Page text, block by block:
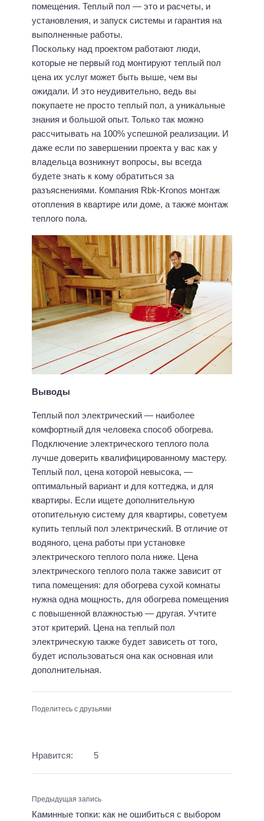
помещения. Теплый пол — это и расчеты, и
установления, и запуск системы и гарантия на
выполненные работы.
Поскольку над проектом работают люди,
которые не первый год монтируют теплый пол
цена их услуг может быть выше, чем вы
ожидали. И это неудивительно, ведь вы
покупаете не просто теплый пол, а уникальные
знания и большой опыт. Только так можно
рассчитывать на 100% успешной реализации. И
даже если по завершении проекта у вас как у
владельца возникнут вопросы, вы всегда
будете знать к кому обратиться за
разъяснениями. Компания Rbk-Kronos монтаж
отопления в квартире или доме, а также монтаж
теплого пола.
Выводы
Теплый пол электрический — наиболее
комфортный для человека способ обогрева.
Подключение электрического теплого пола
лучше доверить квалифицированному мастеру.
Теплый пол, цена которой невысока, —
оптимальный вариант и для коттеджа, и для
квартиры. Если ищете дополнительную
отопительную систему для квартиры, советуем
купить теплый пол электрический. В отличие от
водяного, цена работы при установке
электрического теплого пола ниже. Цена
электрического теплого пола также зависит от
типа помещения: для обогрева сухой комнаты
нужна одна мощность, для обогрева помещения
с повышенной влажностью — другая. Учтите
этот критерий. Цена на теплый пол
электрическую также будет зависеть от того,
будет использоваться она как основная или
дополнительная.
Поделитесь с друзьями
Нравится: 5
Предыдущая запись
Каминные топки: как не ошибиться с выбором